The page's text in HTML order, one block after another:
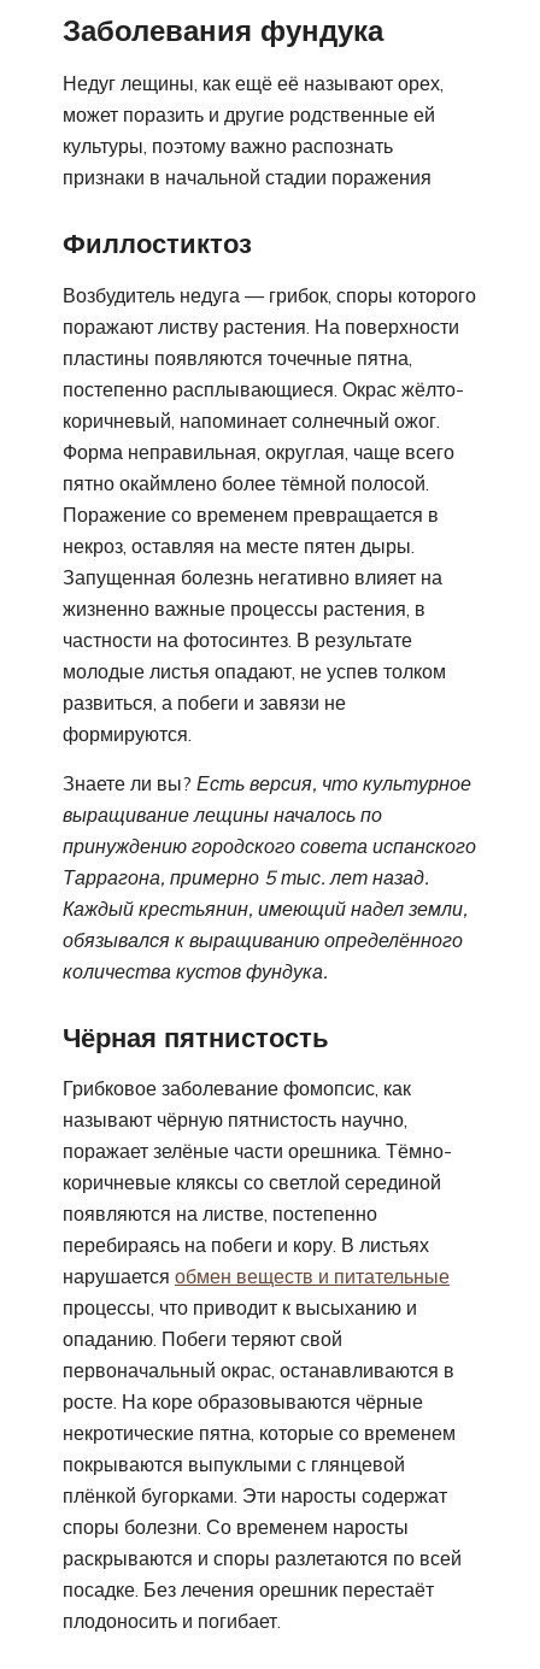
Заболевания фундука
Недуг лещины, как ещё её называют орех,
может поразить и другие родственные ей
культуры, поэтому важно распознать
признаки в начальной стадии поражения
Филлостиктоз
Возбудитель недуга — грибок, споры которого
поражают листву растения. На поверхности
пластины появляются точечные пятна,
постепенно расплывающиеся. Окрас жёлто-
коричневый, напоминает солнечный ожог.
Форма неправильная, округлая, чаще всего
пятно окаймлено более тёмной полосой.
Поражение со временем превращается в
некроз, оставляя на месте пятен дыры.
Запущенная болезнь негативно влияет на
жизненно важные процессы растения, в
частности на фотосинтез. В результате
молодые листья опадают, не успев толком
развиться, а побеги и завязи не
формируются.
Знаете ли вы? Есть версия, что культурное
выращивание лещины началось по
принуждению городского совета испанского
Таррагона, примерно 5 тыс. лет назад.
Каждый крестьянин, имеющий надел земли,
обязывался к выращиванию определённого
количества кустов фундука.
Чёрная пятнистость
Грибковое заболевание фомопсис, как
называют чёрную пятнистость научно,
поражает зелёные части орешника. Тёмно-
коричневые кляксы со светлой серединой
появляются на листве, постепенно
перебираясь на побеги и кору. В листьях
нарушается обмен веществ и питательные
процессы, что приводит к высыханию и
опаданию. Побеги теряют свой
первоначальный окрас, останавливаются в
росте. На коре образовываются чёрные
некротические пятна, которые со временем
покрываются выпуклыми с глянцевой
плёнкой бугорками. Эти наросты содержат
споры болезни. Со временем наросты
раскрываются и споры разлетаются по всей
посадке. Без лечения орешник перестаёт
плодоносить и погибает.